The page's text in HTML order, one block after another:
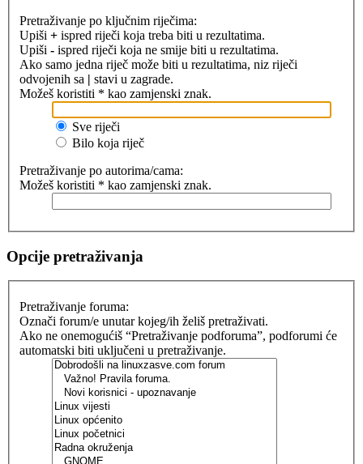
Pretraživanje po ključnim riječima:
Upiši + ispred riječi koja treba biti u rezultatima.
Upiši - ispred riječi koja ne smije biti u rezultatima.
Ako samo jedna riječ može biti u rezultatima, niz riječi
odvojenih sa | stavi u zagrade.
Možeš koristiti * kao zamjenski znak.
Sve riječi
Bilo koja riječ
Pretraživanje po autorima/cama:
Možeš koristiti * kao zamjenski znak.
Opcije pretraživanja
Pretraživanje foruma:
Označi forum/e unutar kojeg/ih želiš pretraživati.
Ako ne onemogućiš “Pretraživanje podforuma”, podforumi će
automatski biti uključeni u pretraživanje.